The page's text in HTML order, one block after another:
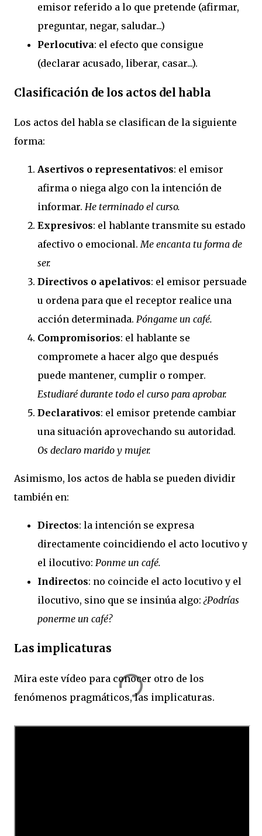
emisor referido a lo que pretende (afirmar,
preguntar, negar, saludar...)
Perlocutiva: el efecto que consigue
(declarar acusado, liberar, casar...).
Clasificación de los actos del habla
Los actos del habla se clasifican de la siguiente
forma:
Asertivos o representativos: el emisor
afirma o niega algo con la intención de
informar. He terminado el curso.
Expresivos: el hablante transmite su estado
afectivo o emocional.Me encanta tu forma de
ser.
Directivos o apelativos: el emisor persuade
u ordena para que el receptor realice una
acción determinada. Póngame un café.
Compromisorios: el hablante se
compromete a hacer algo que después
puede mantener, cumplir o romper.
Estudiaré durante todo el curso para aprobar.
Declarativos: el emisor pretende cambiar
una situación aprovechando su autoridad.
Os declaro marido y mujer.
Asimismo, los actos de habla se pueden dividir
también en:
Directos: la intención se expresa
directamente coincidiendo el acto locutivo y
el ilocutivo: Ponme un café.
Indirectos: no coincide el acto locutivo y el
ilocutivo, sino que se insinúa algo:¿Podrías
ponerme un café?
Las implicaturas
Mira este vídeo para conocer otro de los
fenómenos pragmáticos, las implicaturas.